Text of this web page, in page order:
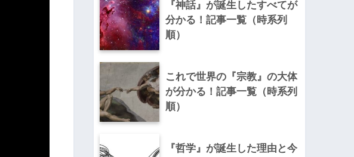
『神話』が誕生したすべてが
分かる！記事一覧（時系列
順）
これで世界の『宗教』の大体
が分かる！記事一覧（時系列
順）
『哲学』が誕生した理由と今